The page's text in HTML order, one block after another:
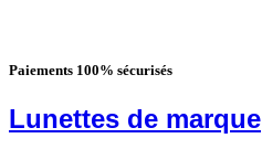
Paiements 100% sécurisés
Lunettes de marque